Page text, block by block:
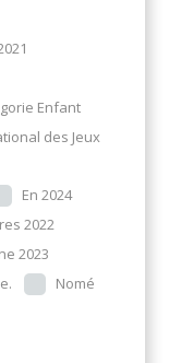
Enfant
des Jeux
En 2024
2022
2023
Nomé